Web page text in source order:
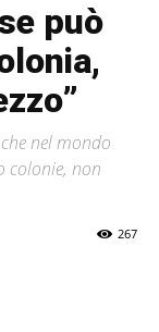
può
nel mondo
colonie, non
267